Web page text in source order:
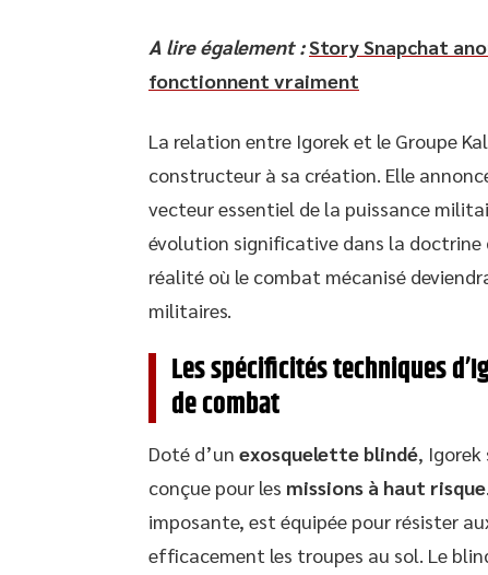
A lire également :Story Snapchat
fonctionnent vraiment
La relation entre Igorek et le Groupe
constructeur à sa création. Elle
vecteur essentiel de la puissance
évolution significative dans la doctrine
réalité où le combat mécanisé
militaires.
Les spécificités techniques
de combat
Doté d’un exosquelette blindé,
conçue pour les missions à haut risque
imposante, est équipée pour résister
efficacement les troupes au sol. Le